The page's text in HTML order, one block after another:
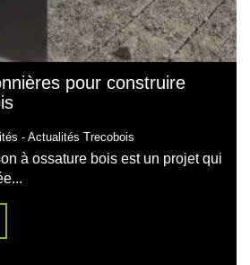
pour construire
-Actualités Trecobois
à ossature bois est un projet qui